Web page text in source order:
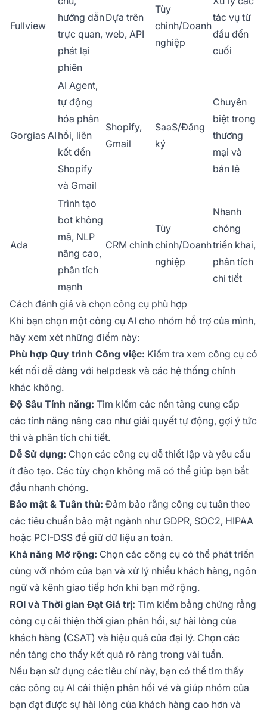
Fullview
hướng dẫn
trực quan,
phát lại
phiên
Dựa trên
web, API
Tùy
chỉnh/Doanh
nghiệp
tác vụ từ
đầu đến
cuối
Gorgias AI
AI Agent,
tự động
hóa phản
hồi, liên
kết đến
Shopify
và Gmail
Shopify,
Gmail
SaaS/Đăng
ký
Chuyên
biệt trong
thương
mại và
bán lẻ
Ada
Trình tạo
bot không
mã, NLP
nâng cao,
phân tích
mạnh
CRM chính
Tùy
chỉnh/Doanh
nghiệp
Nhanh
chóng
triển khai,
phân tích
chi tiết
Cách đánh giá và chọn công cụ phù hợp
Khi bạn chọn một công cụ AI cho nhóm hỗ trợ của mình,
hãy xem xét những điểm này:
Phù hợp Quy trình Công việc: Kiểm tra xem công cụ có
kết nối dễ dàng với helpdesk và các hệ thống chính
khác không.
Độ Sâu Tính năng: Tìm kiếm các nền tảng cung cấp
các tính năng nâng cao như giải quyết tự động, gợi ý tức
thì và phân tích chi tiết.
Dễ Sử dụng: Chọn các công cụ dễ thiết lập và yêu cầu
ít đào tạo. Các tùy chọn không mã có thể giúp bạn bắt
đầu nhanh chóng.
Bảo mật & Tuân thủ: Đảm bảo rằng công cụ tuân theo
các tiêu chuẩn bảo mật ngành như GDPR, SOC2, HIPAA
hoặc PCI-DSS để giữ dữ liệu an toàn.
Khả năng Mở rộng: Chọn các công cụ có thể phát triển
cùng với nhóm của bạn và xử lý nhiều khách hàng, ngôn
ngữ và kênh giao tiếp hơn khi bạn mở rộng.
ROI và Thời gian Đạt Giá trị: Tìm kiếm bằng chứng rằng
công cụ cải thiện thời gian phản hồi, sự hài lòng của
khách hàng (CSAT) và hiệu quả của đại lý. Chọn các
nền tảng cho thấy kết quả rõ ràng trong vài tuần.
Nếu bạn sử dụng các tiêu chí này, bạn có thể tìm thấy
các công cụ AI cải thiện phản hồi vé và giúp nhóm của
bạn đạt được sự hài lòng của khách hàng cao hơn và